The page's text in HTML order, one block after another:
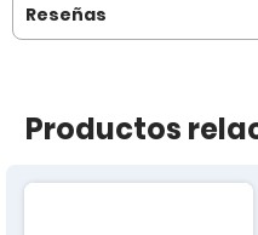
Reseñas
Productos